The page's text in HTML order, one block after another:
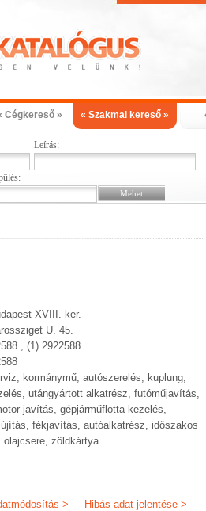
Cégkereső » « Szakmai kereső »
Leírás:
XVIII. ker.
U. 45.
, (1) 2922588
kormánymű, autószerelés, kuplung,
utángyártott alkatrész, futóműjavítás,
javítás, gépjárműflotta kezelés,
fékjavítás, autóalkatrész, időszakos
zöldkártya
Hibás adat jelentése >
>